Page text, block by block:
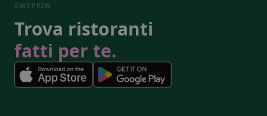
SWIPEIN
Trova ristoranti
fatti per te.